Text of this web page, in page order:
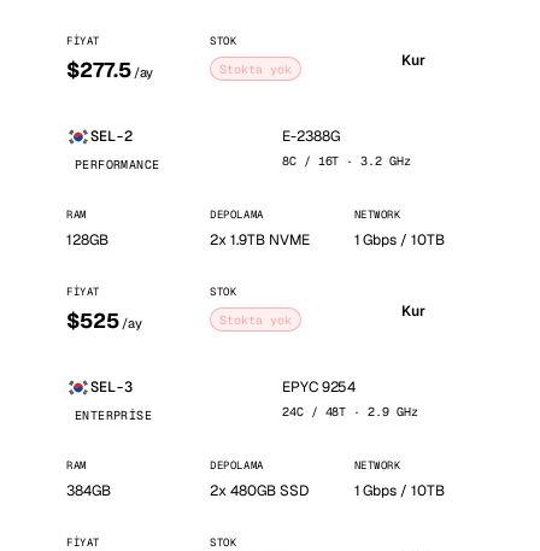
FIYAT
$277.5 /ay
STOK
Stokta yok Kur
SEL-2
PERFORMANCE
E-2388G
8C / 16T · 3.2 GHz
RAM
128GB
DEPOLAMA
2x 1.9TB NVME
NETWORK
1 Gbps / 10TB
FIYAT
$525 /ay
STOK
Stokta yok Kur
SEL-3
ENTERPRISE
EPYC 9254
24C / 48T · 2.9 GHz
RAM
384GB
DEPOLAMA
2x 480GB SSD
NETWORK
1 Gbps / 10TB
FIYAT STOK